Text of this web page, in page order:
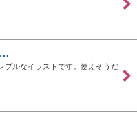
…
プルなイラストです。使えそうだ